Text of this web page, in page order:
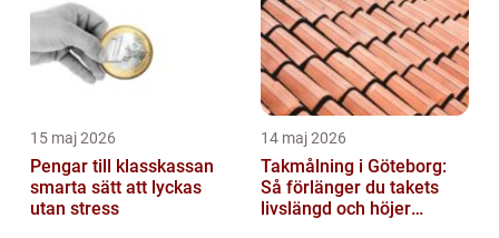
15 maj 2026
Pengar till klasskassan
smarta sätt att lyckas
utan stress
14 maj 2026
Takmålning i Göteborg:
Så förlänger du takets
livslängd och höjer